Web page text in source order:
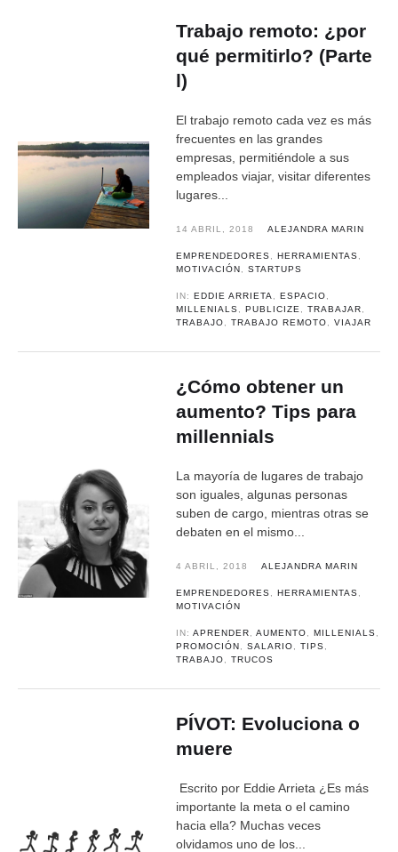
Trabajo remoto: ¿por
qué permitirlo? (Parte
l)
El trabajo remoto cada vez es más
frecuentes en las grandes
empresas, permitiéndole a sus
empleados viajar, visitar diferentes
lugares...
14 ABRIL, 2018 ALEJANDRA MARIN
EMPRENDEDORES ,HERRAMIENTAS
MOTIVACIÓN
,STARTUPS
IN:EDDIE ARRIETA ,ESPACIO
MILLENIALS
,PUBLICIZE ,TRABAJAR
TRABAJO
,TRABAJO REMOTO ,VIAJAR
¿Cómo obtener un
aumento? Tips para
millennials
La mayoría de lugares de trabajo
son iguales, algunas personas
suben de cargo, mientras otras se
debaten en el mismo...
4 ABRIL, 2018 ALEJANDRA MARIN
EMPRENDEDORES ,HERRAMIENTAS
MOTIVACIÓN
IN:APRENDER ,AUMENTO ,MILLENIALS
PROMOCIÓN
,SALARIO ,TIPS
TRABAJO
,TRUCOS
PÍVOT: Evoluciona o
muere
Escrito por Eddie Arrieta ¿Es más
importante la meta o el camino
hacia ella? Muchas veces
olvidamos uno de los...